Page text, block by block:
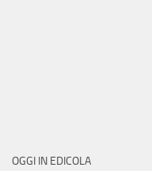
OGGI IN EDICOLA